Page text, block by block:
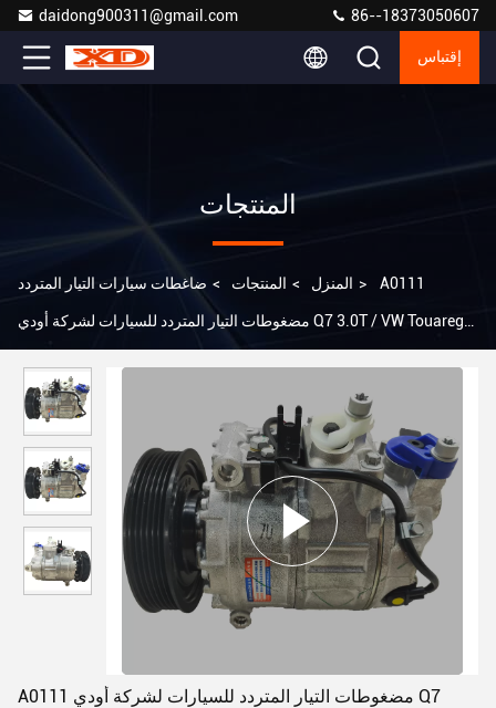
daidong900311@gmail.com 86--18373050607
إقتباس
المنتجات
المنزل > المنتجات > ضاغطات سيارات التيار المتردد > A0111
مضغوطات التيار المتردد للسيارات لشركة أودي Q7 3.0T / VW Touareg
A0111 مضغوطات التيار المتردد للسيارات لشركة أودي Q7